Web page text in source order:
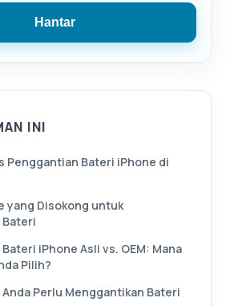
Hantar
INI
Penggantian Bateri iPhone di
yang Disokong untuk
iPhone Asli vs. OEM: Mana
Pilih?
Perlu Menggantikan Bateri